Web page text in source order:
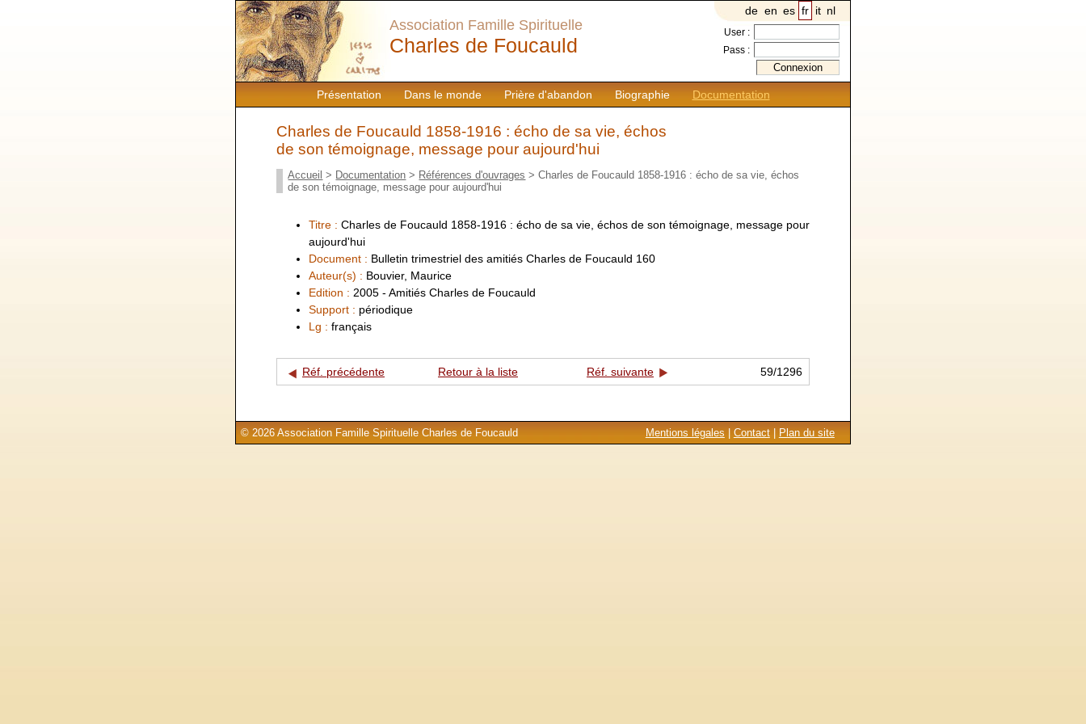
Présentation Dans le monde Prière d'abandon Biographie Documentation
Association Famille Spirituelle
Charles de Foucauld
de en es fr it nl
User :
Pass :
Charles de Foucauld 1858-1916 : écho de sa vie, échos
de son témoignage, message pour aujourd'hui
Accueil > Documentation > Références d'ouvrages > Charles de Foucauld 1858-1916 : écho de sa vie, échos
de son témoignage, message pour aujourd'hui
Titre : Charles de Foucauld 1858-1916 : écho de sa vie, échos de son témoignage, message pour
aujourd'hui
Document : Bulletin trimestriel des amitiés Charles de Foucauld 160
Auteur(s) : Bouvier, Maurice
Edition : 2005 - Amitiés Charles de Foucauld
Support : périodique
Lg : français
Réf. précédente Retour à la liste Réf. suivante 59/1296
Mentions légales Contact| Plan du site
© 2026 Association Famille Spirituelle Charles de Foucauld